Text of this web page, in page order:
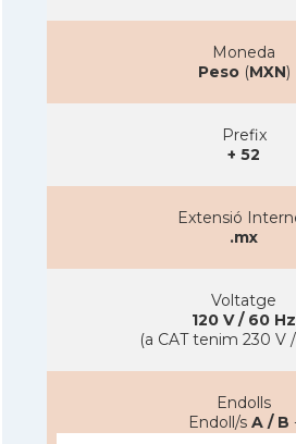
Moneda
Peso(MXN)
Prefix
+ 52
Extensió
.mx
Voltatge
120 V / 60 Hz
(a CAT tenim 230 V
Endolls
Endoll/s A / B